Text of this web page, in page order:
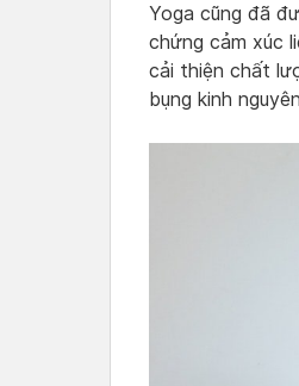
Yoga cũng đã
chứng cảm xúc
cải thiện chất
bụng kinh